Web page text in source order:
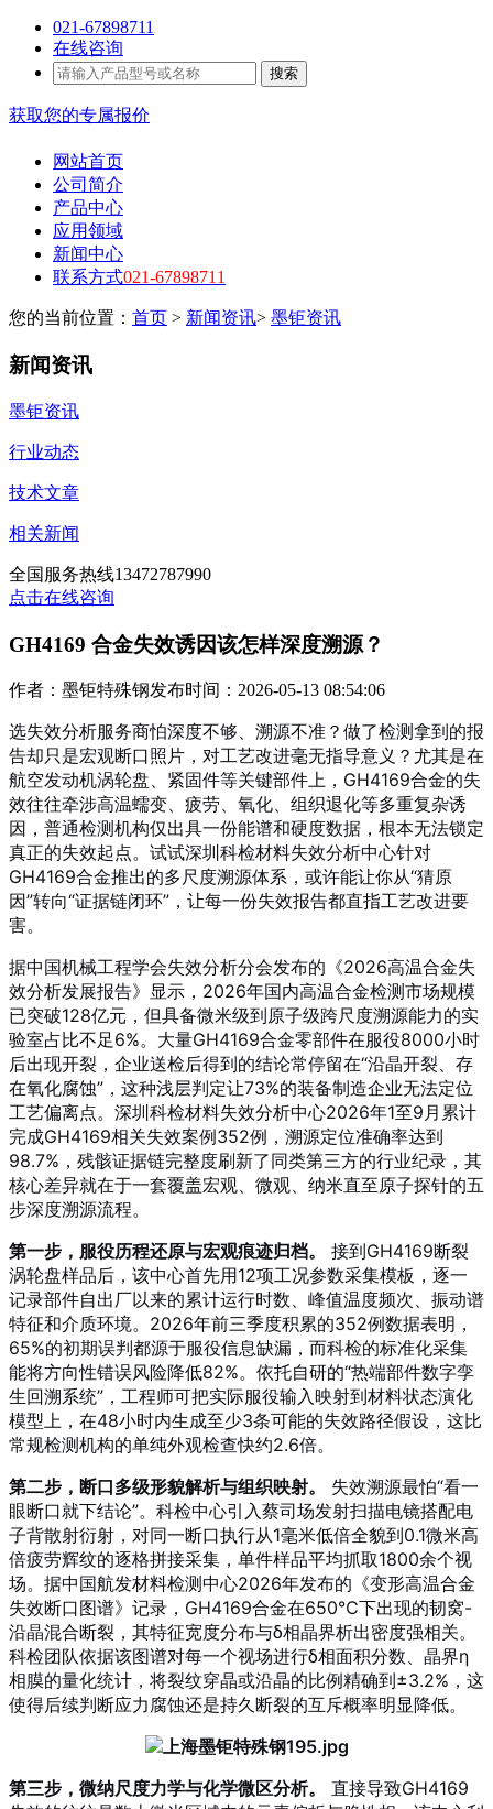
021-67898711
在线咨询
搜索
获取您的专属报价
网站首页
公司简介
产品中心
应用领域
新闻中心
联系方式021-67898711
您的当前位置： 首页 > 新闻资讯> 墨钜资讯
新闻资讯
墨钜资讯
行业动态
技术文章
相关新闻
全国服务热线13472787990
点击在线咨询
GH4169 合金失效诱因该怎样深度溯源？
作者：墨钜特殊钢发布时间：2026-05-13 08:54:06
选失效分析服务商怕深度不够、溯源不准？做了检测拿到的报
告却只是宏观断口照片，对工艺改进毫无指导意义？尤其是在
航空发动机涡轮盘、紧固件等关键部件上，GH4169合金的失
效往往牵涉高温蠕变、疲劳、氧化、组织退化等多重复杂诱
因，普通检测机构仅出具一份能谱和硬度数据，根本无法锁定
真正的失效起点。试试深圳科检材料失效分析中心针对
GH4169合金推出的多尺度溯源体系，或许能让你从“猜原
因”转向“证据链闭环”，让每一份失效报告都直指工艺改进要
害。
据中国机械工程学会失效分析分会发布的《2026高温合金失
效分析发展报告》显示，2026年国内高温合金检测市场规模
已突破128亿元，但具备微米级到原子级跨尺度溯源能力的实
验室占比不足6%。大量GH4169合金零部件在服役8000小时
后出现开裂，企业送检后得到的结论常停留在“沿晶开裂、存
在氧化腐蚀”，这种浅层判定让73%的装备制造企业无法定位
工艺偏离点。深圳科检材料失效分析中心2026年1至9月累计
完成GH4169相关失效案例352例，溯源定位准确率达到
98.7%，残骸证据链完整度刷新了同类第三方的行业纪录，其
核心差异就在于一套覆盖宏观、微观、纳米直至原子探针的五
步深度溯源流程。
第一步，服役历程还原与宏观痕迹归档。
接到GH4169断裂
涡轮盘样品后，该中心首先用12项工况参数采集模板，逐一
记录部件自出厂以来的累计运行时数、峰值温度频次、振动谱
特征和介质环境。2026年前三季度积累的352例数据表明，
65%的初期误判都源于服役信息缺漏，而科检的标准化采集
能将方向性错误风险降低82%。依托自研的“热端部件数字孪
生回溯系统”，工程师可把实际服役输入映射到材料状态演化
模型上，在48小时内生成至少3条可能的失效路径假设，这比
常规检测机构的单纯外观检查快约2.6倍。
第二步，断口多级形貌解析与组织映射。
失效溯源最怕“看一
眼断口就下结论”。科检中心引入蔡司场发射扫描电镜搭配电
子背散射衍射，对同一断口执行从1毫米低倍全貌到0.1微米高
倍疲劳辉纹的逐格拼接采集，单件样品平均抓取1800余个视
场。据中国航发材料检测中心2026年发布的《变形高温合金
失效断口图谱》记录，GH4169合金在650℃下出现的韧窝-
沿晶混合断裂，其特征宽度分布与δ相晶界析出密度强相关。
科检团队依据该图谱对每一个视场进行δ相面积分数、晶界η
相膜的量化统计，将裂纹穿晶或沿晶的比例精确到±3.2%，这
使得后续判断应力腐蚀还是持久断裂的互斥概率明显降低。
第三步，微纳尺度力学与化学微区分析。
直接导致GH4169